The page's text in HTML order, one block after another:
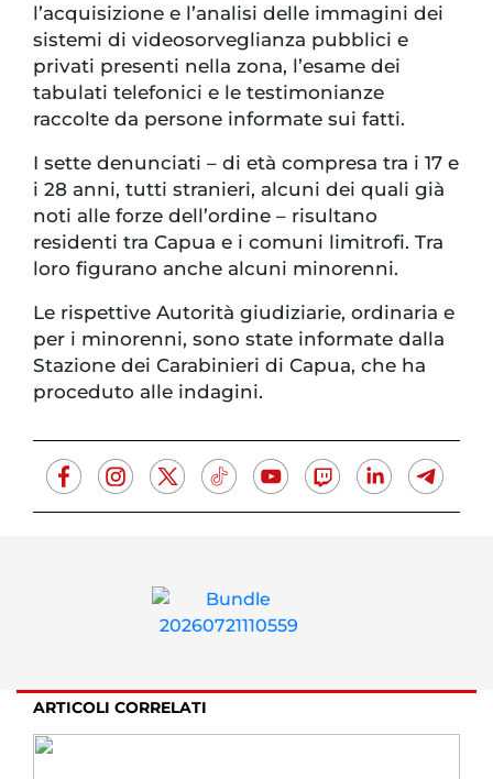
l’acquisizione e l’analisi delle immagini dei
sistemi di videosorveglianza pubblici e
privati presenti nella zona, l’esame dei
tabulati telefonici e le testimonianze
raccolte da persone informate sui fatti.
I sette denunciati – di età compresa tra i 17 e
i 28 anni, tutti stranieri, alcuni dei quali già
noti alle forze dell’ordine – risultano
residenti tra Capua e i comuni limitrofi. Tra
loro figurano anche alcuni minorenni.
Le rispettive Autorità giudiziarie, ordinaria e
per i minorenni, sono state informate dalla
Stazione dei Carabinieri di Capua, che ha
proceduto alle indagini.
ARTICOLI CORRELATI